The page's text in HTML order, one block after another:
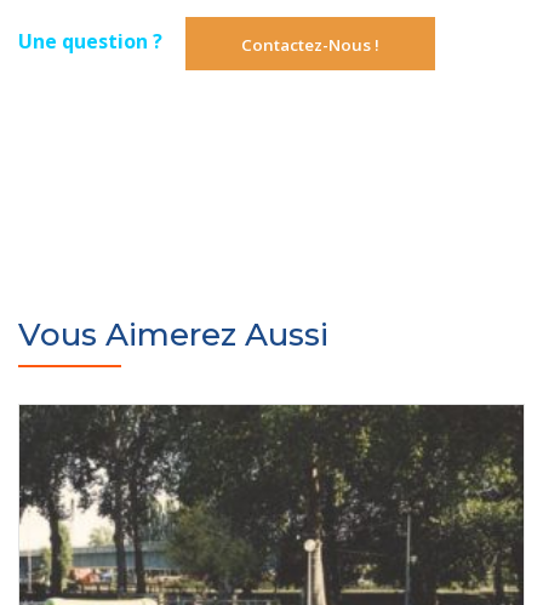
Une question ? Contactez-Nous !
Vous Aimerez Aussi